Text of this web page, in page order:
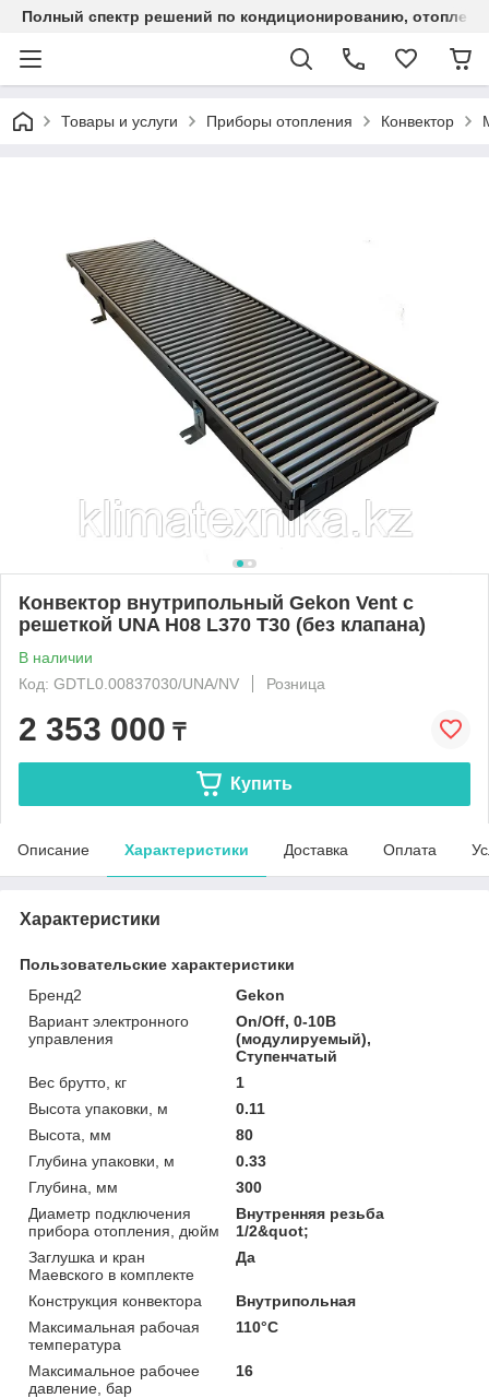
Полный спектр решений по кондиционированию,
Товары и услуги Приборы отопления Конвектор
Конвектор внутрипольный Gekon Vent с
решеткой UNA H08 L370 T30 (без клапана)
В наличии
Код: GDTL0.00837030/UNA/NV
Розница
2 353 000 ₸
Купить
Описание Характеристики Доставка Оплата
Характеристики
Пользовательские характеристики
Бренд2
Gekon
Вариант электронного
управления
On/Off, 0-10B
(модулируемый),
Ступенчатый
Вес брутто, кг
1
Высота упаковки, м
0.11
Высота, мм
80
Глубина упаковки, м
0.33
Глубина, мм
300
Диаметр подключения
прибора отопления, дюйм
Внутренняя резьба
1/2&quot;
Заглушка и кран
Маевского в комплекте
Да
Конструкция конвектора
Внутрипольная
Максимальная рабочая
температура
110°C
Максимальное рабочее
давление, бар
16